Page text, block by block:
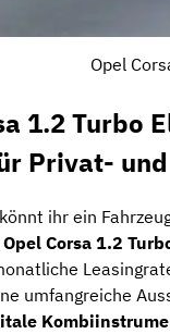
Opel
1.2 Turbo
Privat-
könnt ihr ein
Opel Corsa 1.2
umfangreiche